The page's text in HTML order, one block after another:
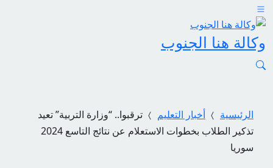
وكالة هنا الجنوب
الرئيسية أخبار التعليم
ترقبوا.. “وزارة التربية” تعيد
تذكير الطلاب بخطوات الاستعلام عن نتائج التاسع 2024
سوريا